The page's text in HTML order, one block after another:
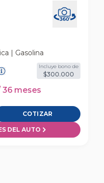
5p Suv
| Gasolina
Incluye bono de
$300.000
36 meses
COTIZAR
DEL AUTO